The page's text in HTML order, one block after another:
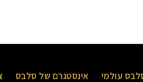
עולמי אינסטגרם של סלבס